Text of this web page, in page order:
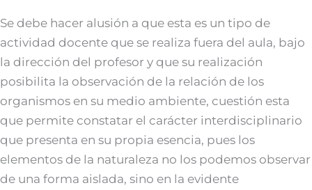
Se debe hacer alusión a que esta es un tipo de
actividad docente que se realiza fuera del aula, bajo
la dirección del profesor y que su realización
posibilita la observación de la relación de los
organismos en su medio ambiente, cuestión esta
que permite constatar el carácter interdisciplinario
que presenta en su propia esencia, pues los
elementos de la naturaleza no los podemos observar
de una forma aislada, sino en la evidente